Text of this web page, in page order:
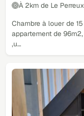
À 2km de Le
Chambre à louer de
appartement de
,u…